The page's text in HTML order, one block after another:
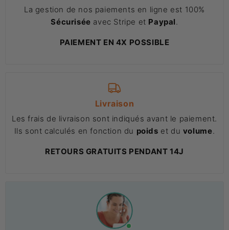
La gestion de nos paiements en ligne est 100%
Sécurisée avec Stripe et Paypal.
PAIEMENT EN 4X POSSIBLE
Livraison
Les frais de livraison sont indiqués avant le paiement.
Ils sont calculés en fonction du poids et du volume.
RETOURS GRATUITS PENDANT 14J